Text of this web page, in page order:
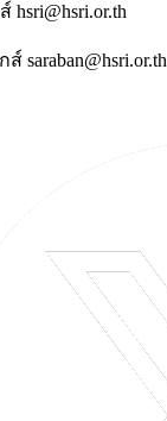
saraban@hsri.or.th